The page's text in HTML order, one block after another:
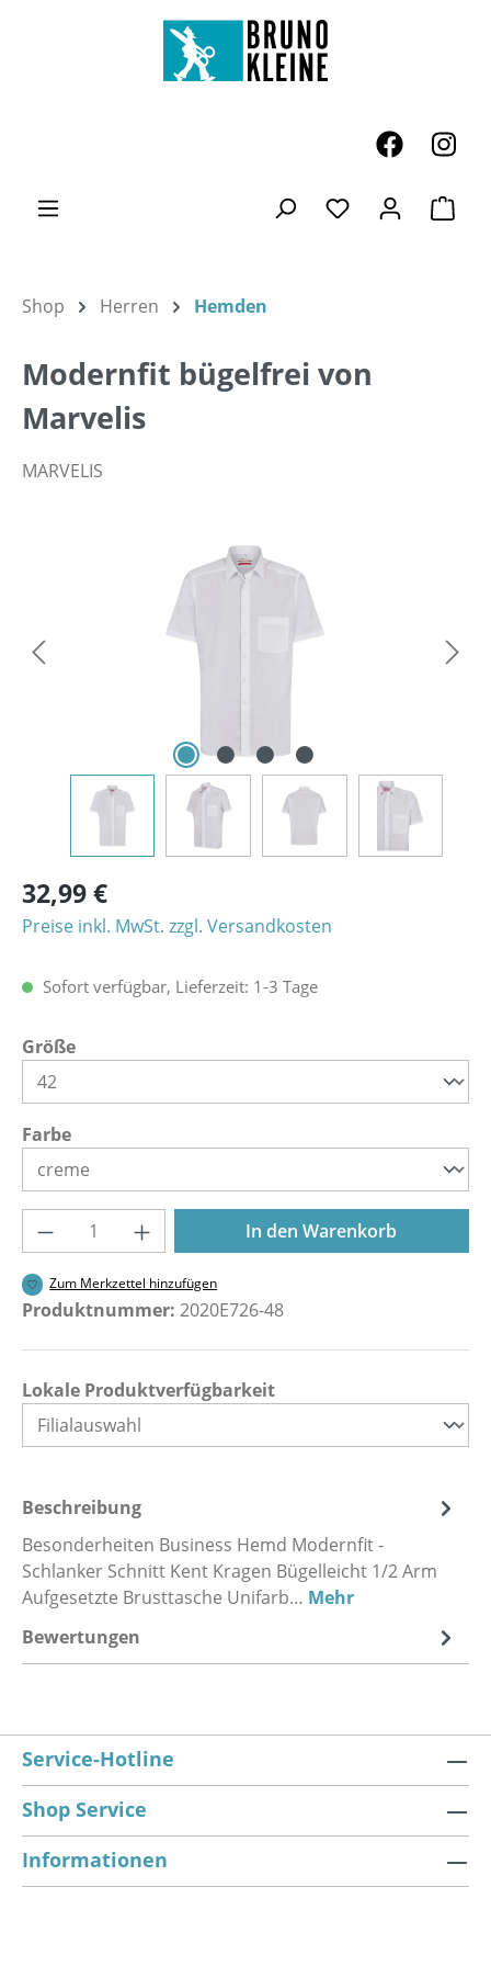
Zum Hauptinhalt springen
Du hast 0
Shop Herren Hemden
Modernfit bügelfrei von
Marvelis
MARVELIS
Bildergalerie überspringen
32,99 €
Preise inkl. MwSt. zzgl. Versandkosten
Sofort verfügbar, Lieferzeit: 1-3 Tage
Größeauswählen
Farbeauswählen
Produkt Anzahl: Gib den gewünschten
In den Warenkorb
Zum Merkzettel hinzufügen
Produktnummer: 2020E726-48
Lokale Produktverfügbarkeit
Beschreibung
Besonderheiten Business Hemd Modernfit -
Schlanker Schnitt Kent Kragen Bügelleicht 1/2 Arm
Aufgesetzte Brusttasche Unifarb… Mehr
Bewertungen
Service-Hotline
Shop Service
Informationen